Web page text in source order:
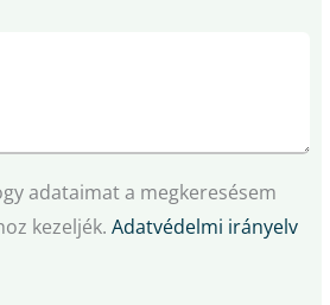
adataimat a megkeresésem
kezeljék. Adatvédelmi irányelv